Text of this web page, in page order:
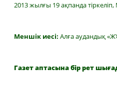
2013 жылғы 19 ақпанда тіркеліп,
Меншік иесі: Алға аудандық
Газет аптасына бір рет